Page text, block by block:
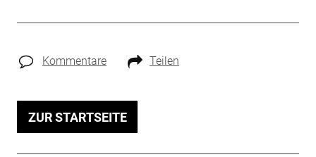
Kommentare Teilen
ZUR STARTSEITE